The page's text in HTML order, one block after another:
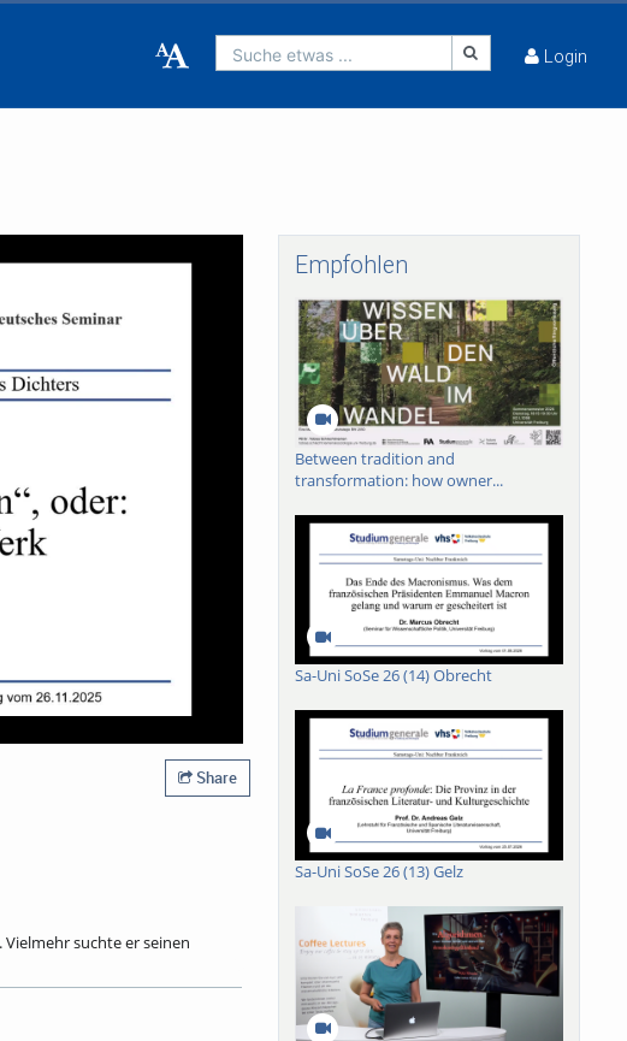
Suche etwas ... Login
Share
suchte er seinen
soll es um das
Werk.
Empfohlen
Between tradition and
transformation: how owner...
Sa-Uni SoSe 26 (14) Obrecht
Sa-Uni SoSe 26 (13) Gelz